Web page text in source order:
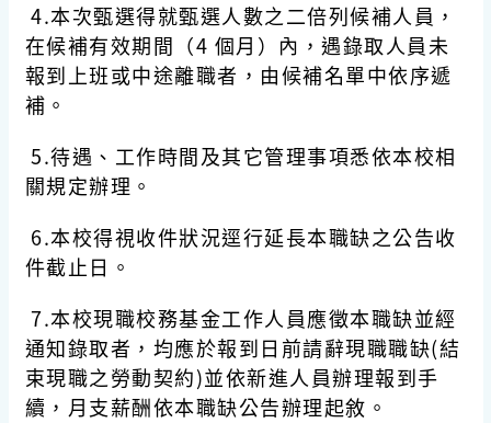
4.本次甄選得就甄選人數之二倍列候補人員，
在候補有效期間（4 個月）內，遇錄取人員未
報到上班或中途離職者，由候補名單中依序遞
補。
5.待遇、工作時間及其它管理事項悉依本校相
關規定辦理。
6.本校得視收件狀況逕行延長本職缺之公告收
件截止日。
7.本校現職校務基金工作人員應徵本職缺並經
通知錄取者，均應於報到日前請辭現職職缺(結
束現職之勞動契約)並依新進人員辦理報到手
續，月支薪酬依本職缺公告辦理起敘。